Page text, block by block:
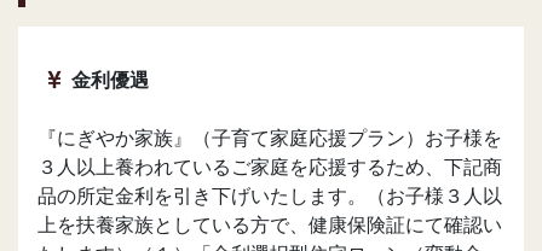
金利優遇
『にぎやか家族』（子育て家庭応援プラン）お子様を
３人以上養われているご家庭を応援するため、下記商
品の所定金利を引き下げいたします。（お子様３人以
上を扶養家族としている方で、健康保険証にて確認い